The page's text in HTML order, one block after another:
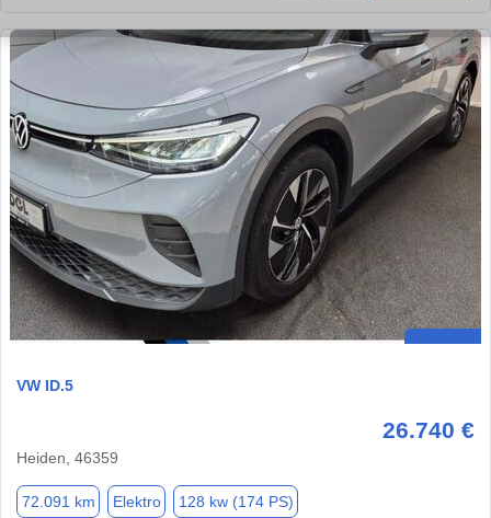
VW ID.5
26.740 €
Heiden, 46359
72.091 km Elektro 128 kw (174 PS)